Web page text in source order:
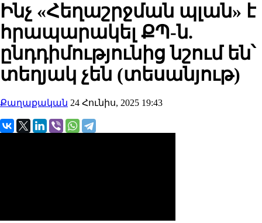
Ինչ «Հեղաշրջման պլան» է
հրապարակել ՔՊ-ն.
ընդդիմությունից նշում են՝
տեղյակ չեն (տեսանյութ)
Քաղաքական 24 Հունիս, 2025 19:43